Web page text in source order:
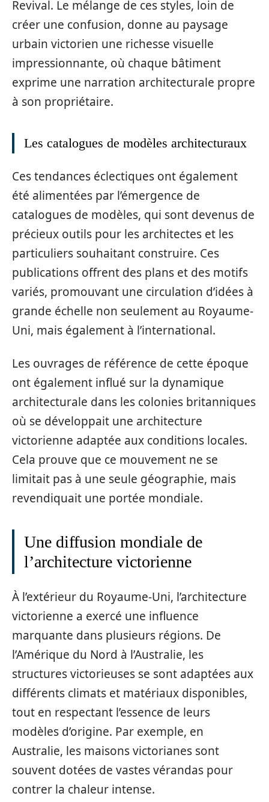
Revival. Le mélange de ces styles, loin de
créer une confusion, donne au paysage
urbain victorien une richesse visuelle
impressionnante, où chaque bâtiment
exprime une narration architecturale propre
à son propriétaire.
Les catalogues de modèles architecturaux
Ces tendances éclectiques ont également
été alimentées par l’émergence de
catalogues de modèles, qui sont devenus de
précieux outils pour les architectes et les
particuliers souhaitant construire. Ces
publications offrent des plans et des motifs
variés, promouvant une circulation d’idées à
grande échelle non seulement au Royaume-
Uni, mais également à l’international.
Les ouvrages de référence de cette époque
ont également influé sur la dynamique
architecturale dans les colonies britanniques
où se développait une architecture
victorienne adaptée aux conditions locales.
Cela prouve que ce mouvement ne se
limitait pas à une seule géographie, mais
revendiquait une portée mondiale.
Une diffusion mondiale de
l’architecture victorienne
À l’extérieur du Royaume-Uni, l’architecture
victorienne a exercé une influence
marquante dans plusieurs régions. De
l’Amérique du Nord à l’Australie, les
structures victorieuses se sont adaptées aux
différents climats et matériaux disponibles,
tout en respectant l’essence de leurs
modèles d’origine. Par exemple, en
Australie, les maisons victorianes sont
souvent dotées de vastes vérandas pour
contrer la chaleur intense.